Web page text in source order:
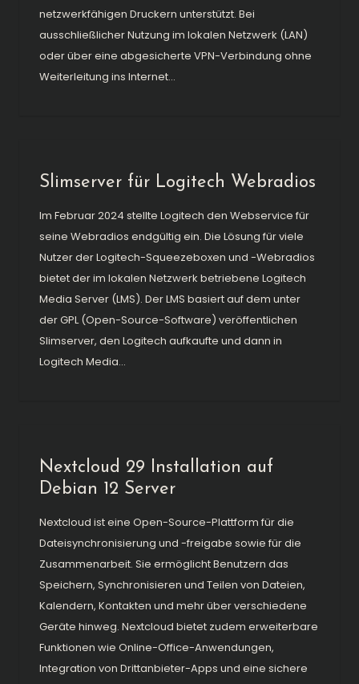
netzwerkfähigen Druckern unterstützt. Bei
ausschließlicher Nutzung im lokalen Netzwerk (LAN)
oder über eine abgesicherte VPN-Verbindung ohne
Weiterleitung ins Internet...
Slimserver für Logitech Webradios
Im Februar 2024 stellte Logitech den Webservice für
seine Webradios endgültig ein. Die Lösung für viele
Nutzer der Logitech-Squeezeboxen und -Webradios
bietet der im lokalen Netzwerk betriebene Logitech
Media Server (LMS). Der LMS basiert auf dem unter
der GPL (Open-Source-Software) veröffentlichen
Slimserver, den Logitech aufkaufte und dann in
Logitech Media...
Nextcloud 29 Installation auf
Debian 12 Server
Nextcloud ist eine Open-Source-Plattform für die
Dateisynchronisierung und -freigabe sowie für die
Zusammenarbeit. Sie ermöglicht Benutzern das
Speichern, Synchronisieren und Teilen von Dateien,
Kalendern, Kontakten und mehr über verschiedene
Geräte hinweg. Nextcloud bietet zudem erweiterbare
Funktionen wie Online-Office-Anwendungen,
Integration von Drittanbieter-Apps und eine sichere